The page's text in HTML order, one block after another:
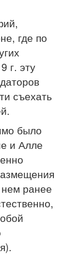
где по
г. эту
съехать
было
и Алле
ранее